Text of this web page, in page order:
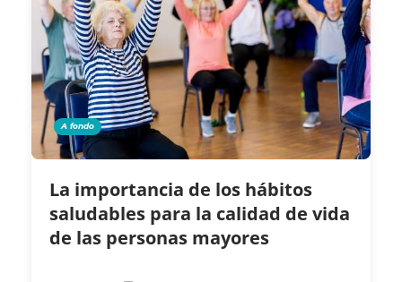
A fondo
La importancia de los hábitos
saludables para la calidad de vida
de las personas mayores